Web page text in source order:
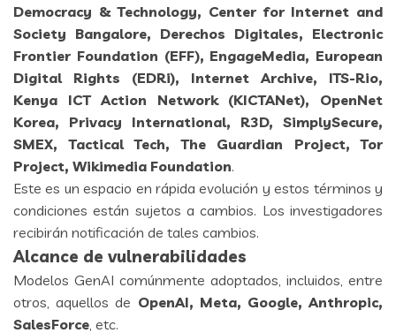
Democracy & Technology, Center for Internet and
Society Bangalore, Derechos Digitales, Electronic
Frontier Foundation (EFF), EngageMedia, European
Digital Rights (EDRi), Internet Archive, ITS-Rio,
Kenya ICT Action Network (KICTANet), OpenNet
Korea, Privacy International, R3D, SimplySecure,
SMEX, Tactical Tech, The Guardian Project, Tor
Project, Wikimedia Foundation.
Este es un espacio en rápida evolución y estos términos y
condiciones están sujetos a cambios. Los investigadores
recibirán notificación de tales cambios.
Alcance de vulnerabilidades
Modelos GenAI comúnmente adoptados, incluidos, entre
otros, aquellos de OpenAI, Meta, Google, Anthropic,
SalesForce , etc.